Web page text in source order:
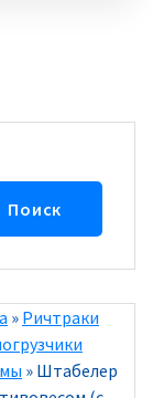
Поиск
» Ричтраки
» Штабелер